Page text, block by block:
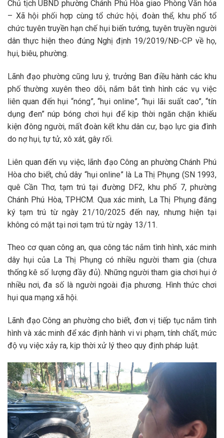
Chủ tịch UBND phường Chánh Phú Hòa giao Phòng Văn hóa
– Xã hội phối hợp cùng tổ chức hội, đoàn thể, khu phố tổ
chức tuyên truyền hạn chế hụi biến tướng, tuyên truyền người
dân thực hiện theo đúng Nghị định 19/2019/NĐ-CP về họ,
hụi, biêu, phường.
Lãnh đạo phường cũng lưu ý, trưởng Ban điều hành các khu
phố thường xuyên theo dõi, nắm bắt tình hình các vụ việc
liên quan đến hụi “nóng”, “hụi online”, “hụi lãi suất cao”, “tín
dụng đen” núp bóng chơi hụi để kịp thời ngăn chặn khiếu
kiện đông người, mất đoàn kết khu dân cư, bạo lực gia đình
do nợ hụi, tự tử, xô xát, gây rối.
Liên quan đến vụ việc, lãnh đạo Công an phường Chánh Phú
Hòa cho biết, chủ dây “hụi online” là La Thị Phụng (SN 1993,
quê Cần Thơ, tạm trú tại đường DF2, khu phố 7, phường
Chánh Phú Hòa, TPHCM. Qua xác minh, La Thị Phụng đăng
ký tạm trú từ ngày 21/10/2025 đến nay, nhưng hiện tại
không có mặt tại nơi tạm trú từ ngày 13/11.
Theo cơ quan công an, qua công tác nắm tình hình, xác minh
dây hụi của La Thị Phụng có nhiều người tham gia (chưa
thống kê số lượng đầy đủ). Những người tham gia chơi hụi ở
nhiều nơi, đa số là người ngoài địa phương. Hình thức chơi
hụi qua mạng xã hội.
Lãnh đạo Công an phường cho biết, đơn vị tiếp tục nắm tình
hình và xác minh để xác định hành vi vi phạm, tính chất, mức
độ vụ việc xảy ra, kịp thời xử lý theo quy định pháp luật.